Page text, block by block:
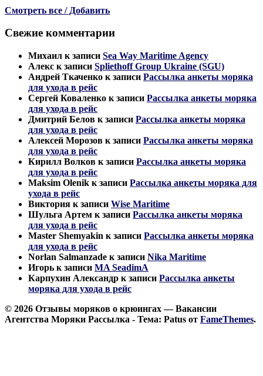
Смотреть все / Добавить
Свежие комментарии
Михаил к записи Sea Way Maritime Agency
Алекс к записи Spliethoff Group Ukraine (SGU)
Андрей Ткаченко к записи Рассылка анкеты моряка
для ухода в рейс
Сергей Коваленко к записи Рассылка анкеты моряка
для ухода в рейс
Дмитрий Белов к записи Рассылка анкеты моряка
для ухода в рейс
Алексей Морозов к записи Рассылка анкеты моряка
для ухода в рейс
Кирилл Волков к записи Рассылка анкеты моряка
для ухода в рейс
Maksim Olenik к записи Рассылка анкеты моряка для
ухода в рейс
Виктория к записи Wise Maritime
Шульга Артем к записи Рассылка анкеты моряка
для ухода в рейс
Master Shemyakin к записи Рассылка анкеты моряка
для ухода в рейс
Norlan Salmanzade к записи Nika Maritime
Игорь к записи MA SeadimA
Карпухин Александр к записи Рассылка анкеты
моряка для ухода в рейс
© 2026 Отзывы моряков о крюингах — Вакансии
Агентства Моряки Рассылка - Тема: Patus от FameThemes.